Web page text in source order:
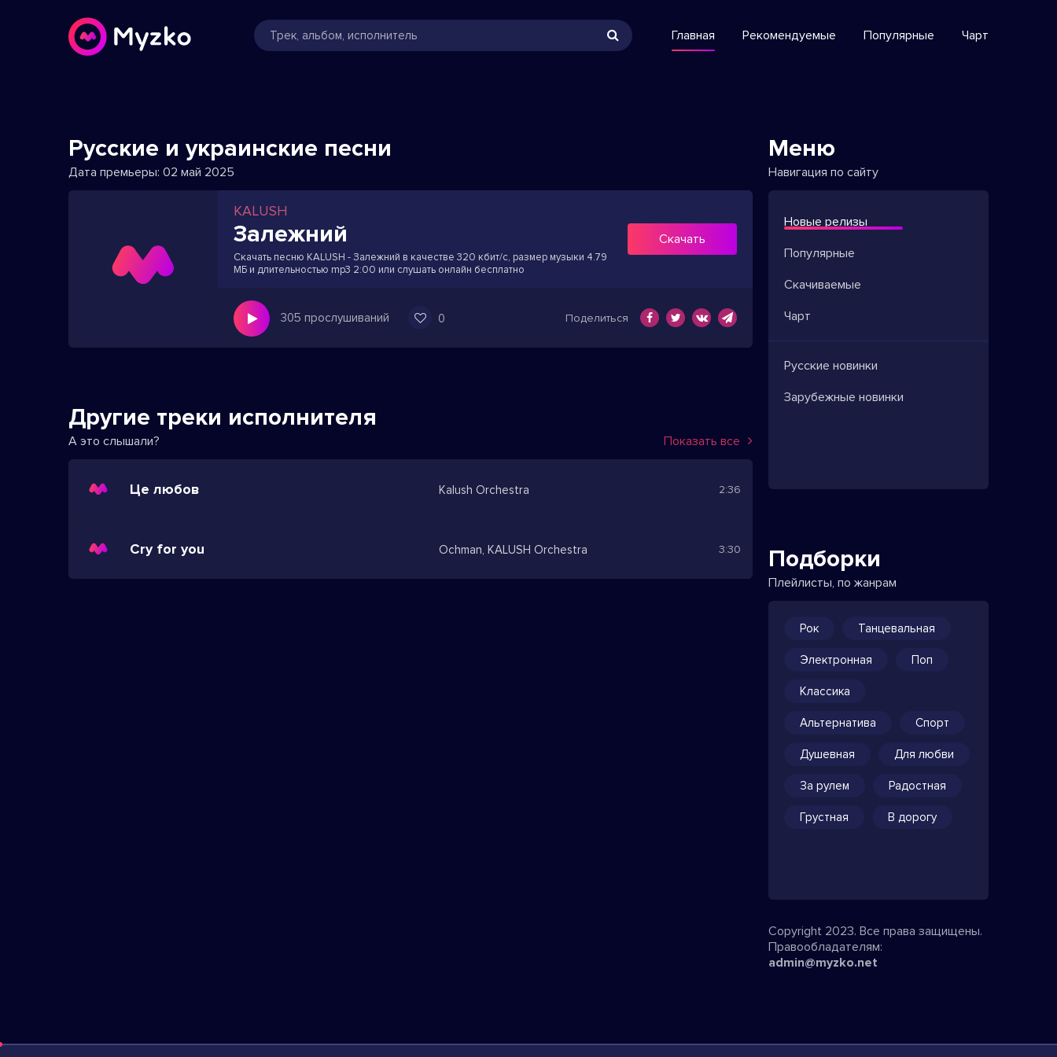
Главная Рекомендуемые Популярные Чарт
Русские и украинские песни
Дата премьеры: 02 май 2025
KALUSH
Залежний
Скачать песню KALUSH - Залежний в качестве 320 кбит/с, размер музыки 4.79
МБ и длительностью mp3 2:00 или слушать онлайн бесплатно
Скачать
305 прослушиваний 0 Поделиться
Другие треки исполнителя
А это слышали? Показать все
Це любов Kalush Orchestra 2:36
Cry for you Ochman, KALUSH Orchestra 3:30
Меню
Навигация по сайту
Новые релизы
Популярные
Скачиваемые
Чарт
Русские новинки
Зарубежные новинки
Подборки
Плейлисты, по жанрам
Рок Танцевальная
Электронная Поп
Классика
Альтернатива Спорт
Душевная Для любви
За рулем Радостная
Грустная В дорогу
Copyright 2023. Все права защищены.
Правообладателям:
admin@myzko.net